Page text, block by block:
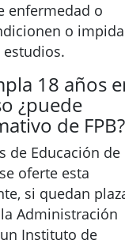
enfermedad o
o
18 años
¿puede
de FPB?
de Educación de
oferte esta
si quedan
Administración
Instituto de